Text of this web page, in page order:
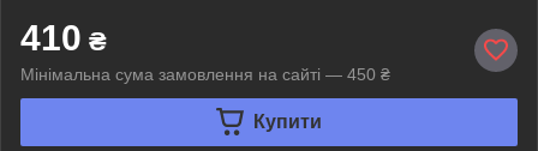
410 ₴
Мінімальна сума замовлення на сайті — 450 ₴
Купити